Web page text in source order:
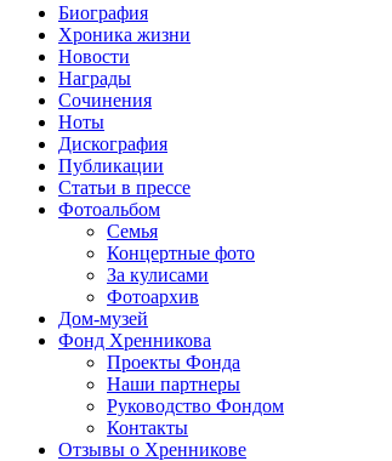
Биография
Хроника жизни
Новости
Награды
Сочинения
Ноты
Дискография
Публикации
Cтатьи в прессе
Фотоальбом
Семья
Концертные фото
За кулисами
Фотоархив
Дом-музей
Фонд Хренникова
Проекты Фонда
Наши партнеры
Руководство Фондом
Контакты
Отзывы о Хренникове